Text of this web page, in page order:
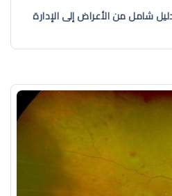
شامل من الأعراض إلى الإدارة